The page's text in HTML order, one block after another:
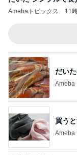
Amebaトピックス 11
だい
Ameba
買う
Ameba